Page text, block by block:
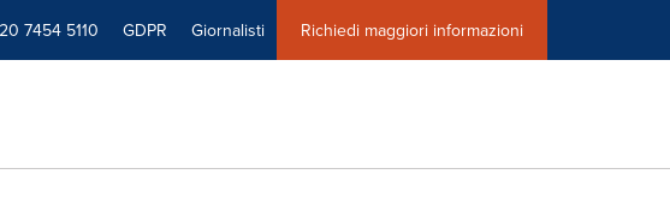
7454 5110 GDPR Giornalisti Richiedi maggiori informazioni